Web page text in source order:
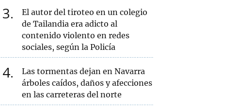
3
El autor del tiroteo en un colegio
de Tailandia era adicto al
contenido violento en redes
sociales, según la Policía
4
Las tormentas dejan en Navarra
árboles caídos, daños y afecciones
en las carreteras del norte